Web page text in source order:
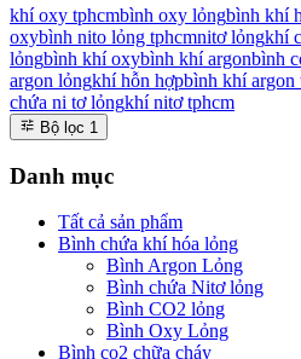
khí oxy tphcmbình oxy lỏngbình khí
oxybình nito lỏng tphcmnitơ lỏngkhí
lỏngbình khí oxybình khí argonbình
argon lỏngkhí hỗn hợpbình khí argon
chứa ni tơ lỏngkhí nitơ tphcm
Bộ lọc 1
Danh mục
Tất cả sản phẩm
Bình chứa khí hóa lỏng
Bình Argon Lỏng
Bình chứa Nitơ lỏng
Bình CO2 lỏng
Bình Oxy Lỏng
Bình co2 chữa cháy